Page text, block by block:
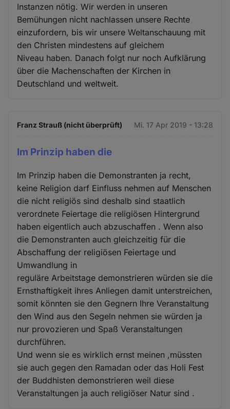
Instanzen nötig. Wir werden in unseren
Bemühungen nicht nachlassen unsere Rechte
einzufordern, bis wir unsere Weltanschauung mit
den Christen mindestens auf gleichem
Niveau haben. Danach folgt nur noch Aufklärung
über die Machenschaften der Kirchen in
Deutschland und weltweit.
Franz Strauß (nicht überprüft) Mi. 17 Apr 2019 - 13:28
Im Prinzip haben die
Im Prinzip haben die Demonstranten ja recht,
keine Religion darf Einfluss nehmen auf Menschen
die nicht religiös sind deshalb sind staatlich
verordnete Feiertage die religiösen Hintergrund
haben eigentlich auch abzuschaffen . Wenn also
die Demonstranten auch gleichzeitig für die
Abschaffung der religiösen Feiertage und
Umwandlung in
reguläre Arbeitstage demonstrieren würden sie die
Ernsthaftigkeit ihres Anliegen damit unterstreichen,
somit könnten sie den Gegnern Ihre Veranstaltung
den Wind aus den Segeln nehmen sie würden ja
nur provozieren und Spaß Veranstaltungen
durchführen.
Und wenn sie es wirklich ernst meinen ,müssten
sie auch gegen den Ramadan oder das Holi Fest
der Buddhisten demonstrieren weil diese
Veranstaltungen ja auch religiöser Natur sind .